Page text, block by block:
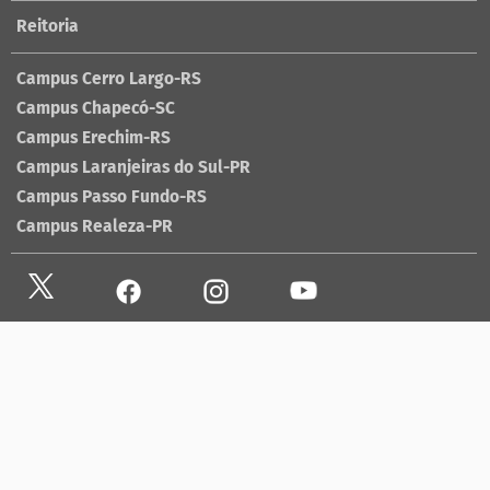
Reitoria
Campus Cerro Largo-RS
Campus Chapecó-SC
Campus Erechim-RS
Campus Laranjeiras do Sul-PR
Campus Passo Fundo-RS
Campus Realeza-PR